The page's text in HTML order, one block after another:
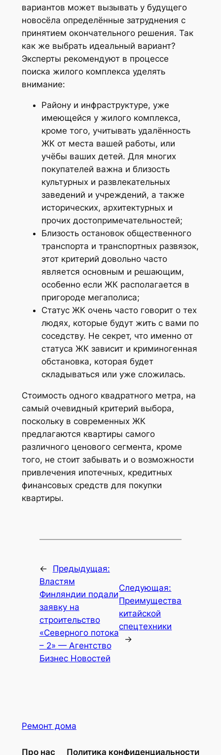
вариантов может вызывать у будущего
новосёла определённые затруднения с
принятием окончательного решения. Так
как же выбрать идеальный вариант?
Эксперты рекомендуют в процессе
поиска жилого комплекса уделять
внимание:
Району и инфраструктуре, уже
имеющейся у жилого комплекса,
кроме того, учитывать удалённость
ЖК от места вашей работы, или
учёбы ваших детей. Для многих
покупателей важна и близость
культурных и развлекательных
заведений и учреждений, а также
исторических, архитектурных и
прочих достопримечательностей;
Близость остановок общественного
транспорта и транспортных развязок,
этот критерий довольно часто
является основным и решающим,
особенно если ЖК располагается в
пригороде мегаполиса;
Статус ЖК очень часто говорит о тех
людях, которые будут жить с вами по
соседству. Не секрет, что именно от
статуса ЖК зависит и криминогенная
обстановка, которая будет
складываться или уже сложилась.
Стоимость одного квадратного метра, на
самый очевидный критерий выбора,
поскольку в современных ЖК
предлагаются квартиры самого
различного ценового сегмента, кроме
того, не стоит забывать и о возможности
привлечения ипотечных, кредитных
финансовых средств для покупки
квартиры.
←
Предыдущая:
Властям
Финляндии подали
заявку на
строительство
«Северного потока
– 2» — Агентство
Бизнес Новостей
Следующая:
Преимущества
китайской
спецтехники
→
Ремонт дома
Про нас Политика конфиденциальности